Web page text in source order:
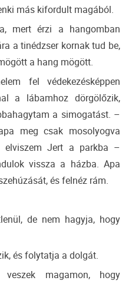
más kifordult magából.
mert érzi a hangomban
a tinédzser kornak tud be,
a hang mögött.
fel védekezésképpen
a lábamhoz dörgölőzik,
a simogatást. –
meg csak mosolyogva
Jert a parkba –
vissza a házba. Apa
és felnéz rám.
de nem hagyja, hogy
és folytatja a dolgát.
magamon, hogy